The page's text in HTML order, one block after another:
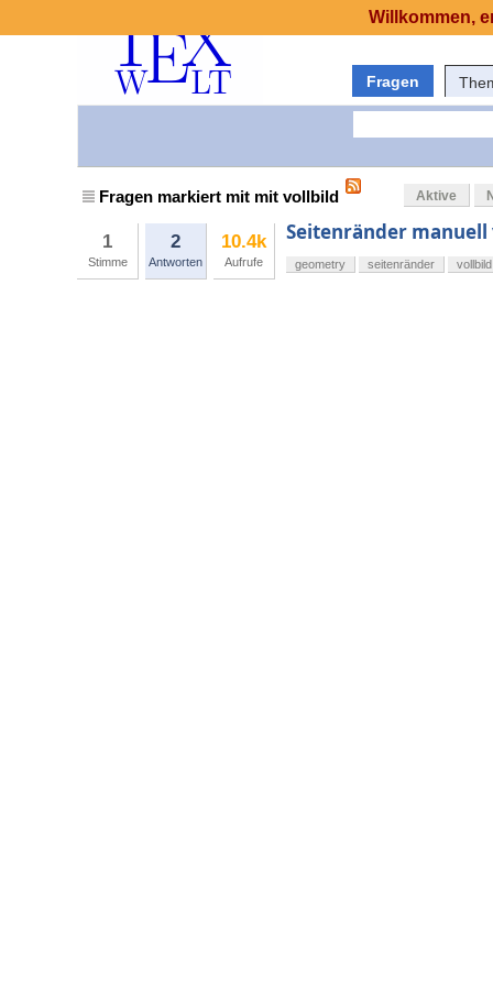
Fragen
Fragen markiert mit mit vollbild Aktive
1
Stimme
2
Antworten
10.4k
Aufrufe
Seitenränder
geometry seitenränder vollbild
Willkommen,